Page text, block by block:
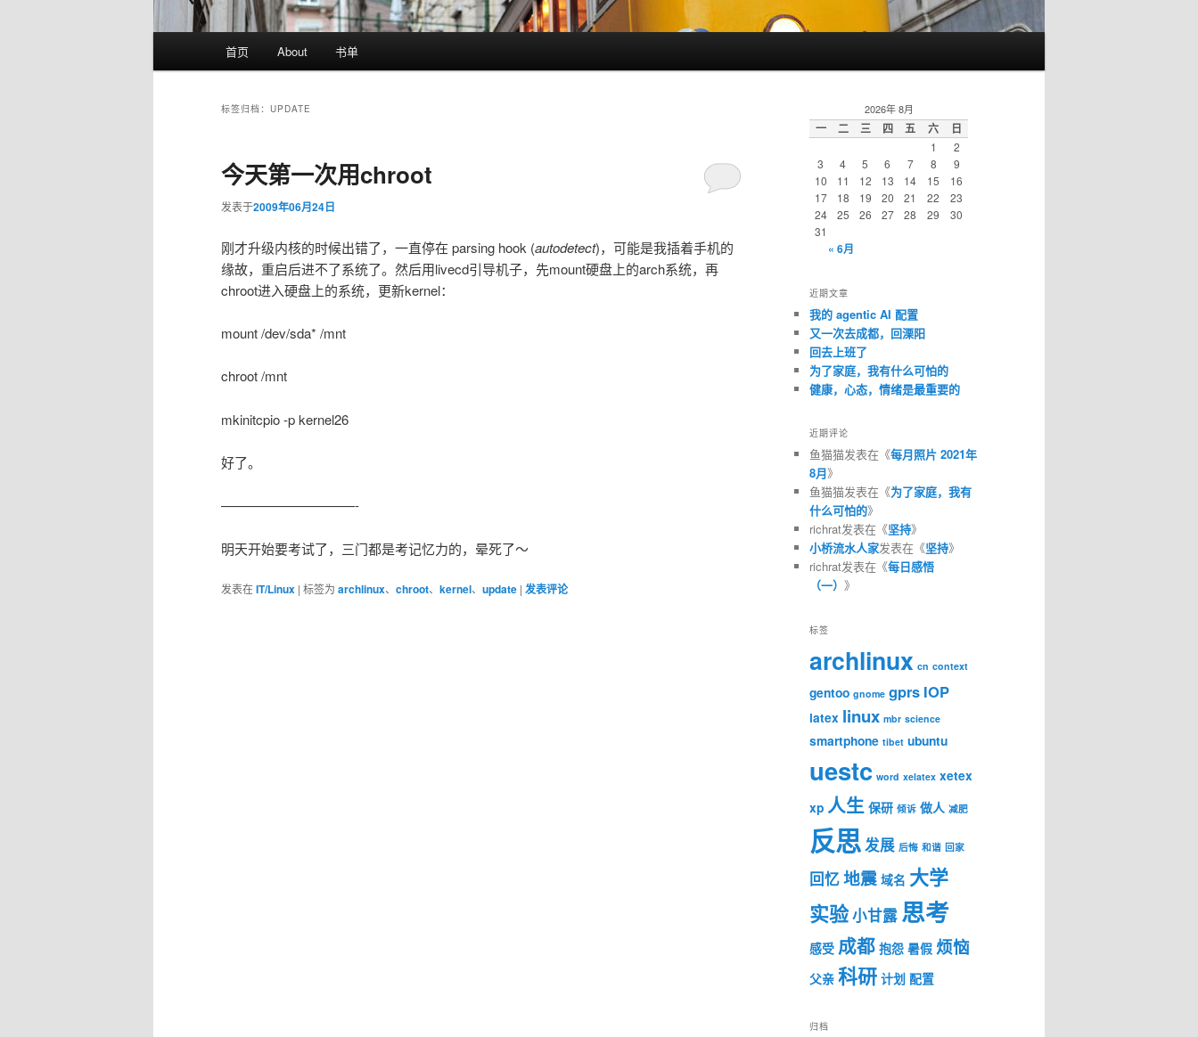
首页 About 书单
标签归档： UPDATE
今天第一次用chroot
发表于2009年06月24日
刚才升级内核的时候出错了，一直停在 parsing hook (autodetect)，可能是我插着手机的
缘故，重启后进不了系统了。然后用livecd引导机子，先mount硬盘上的arch系统，再
chroot进入硬盘上的系统，更新kernel：
mount /dev/sda* /mnt
chroot /mnt
mkinitcpio -p kernel26
好了。
——————————-
明天开始要考试了，三门都是考记忆力的，晕死了～
发表在IT/Linux | 标签为 archlinux、 chroot、 kernel、 update | 发表评论
2026年 8月
一 二 三 四 五 六 日
1
2
3
4 5 6 7 8
9
10
11 12 13 14 15
16
17
18 19 20 21 22
23
24
25 26 27 28 29
30
31
« 6月
近期文章
我的 agentic AI 配置
又一次去成都，回溧阳
回去上班了
为了家庭，我有什么可怕的
健康，心态，情绪是最重要的
近期评论
鱼猫猫发表在《每月照片 2021年
8月》
鱼猫猫发表在《为了家庭，我有
什么可怕的》
richrat发表在《坚持》
小桥流水人家发表在《坚持》
richrat发表在《每日感悟
（一） 》
标签
archlinux cn context
gentoo gnome gprs IOP
latex linux mbr science
smartphone tibet ubuntu
uestc word xelatex xetex
xp 人生 保研 倾诉 做人 减肥
反思发展 后悔 和谐 回家
回忆地震 域名 大学
实验小甘露 思考
感受 成都 抱怨 暑假 烦恼
父亲 科研 计划 配置
归档